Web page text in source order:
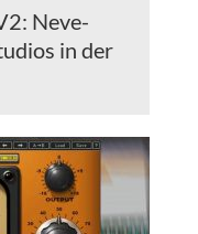
Neve-
in der